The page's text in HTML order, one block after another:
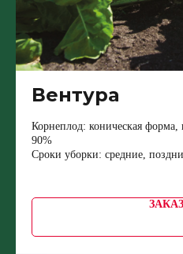
Вентура
Корнеплод: коническая
90%
Сроки уборки: средние,